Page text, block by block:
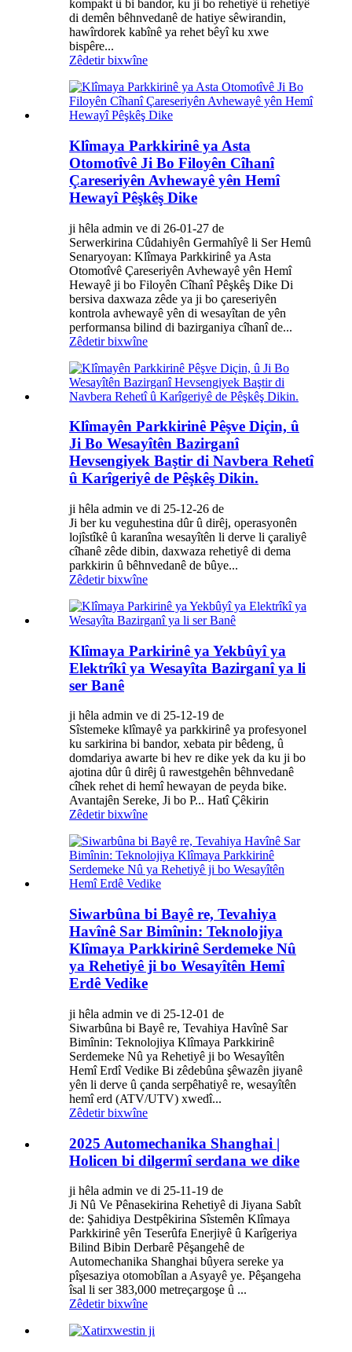
kompakt û bi bandor, ku ji bo rehetiyê û rehetiyê
di demên bêhnvedanê de hatiye sêwirandin,
hawîrdorek kabînê ya rehet bêyî ku xwe
bispêre...
Zêdetir bixwîne
Klîmaya Parkkirinê ya Asta
Otomotîvê Ji Bo Filoyên Cîhanî
Çareseriyên Avhewayê yên Hemî
Hewayî Pêşkêş Dike
ji hêla admin ve di 26-01-27 de
Serwerkirina Cûdahiyên Germahîyê li Ser Hemû
Senaryoyan: Klîmaya Parkkirinê ya Asta
Otomotîvê Çareseriyên Avhewayê yên Hemî
Hewayê ji bo Filoyên Cîhanî Pêşkêş Dike Di
bersiva daxwaza zêde ya ji bo çareseriyên
kontrola avhewayê yên di wesayîtan de yên
performansa bilind di bazirganiya cîhanî de...
Zêdetir bixwîne
Klîmayên Parkkirinê Pêşve Diçin, û
Ji Bo Wesayîtên Bazirganî
Hevsengiyek Baştir di Navbera Rehetî
û Karîgeriyê de Pêşkêş Dikin.
ji hêla admin ve di 25-12-26 de
Ji ber ku veguhestina dûr û dirêj, operasyonên
lojîstîkê û karanîna wesayîtên li derve li çaraliyê
cîhanê zêde dibin, daxwaza rehetiyê di dema
parkkirin û bêhnvedanê de bûye...
Zêdetir bixwîne
Klîmaya Parkirinê ya Yekbûyî ya
Elektrîkî ya Wesayîta Bazirganî ya li
ser Banê
ji hêla admin ve di 25-12-19 de
Sîstemeke klîmayê ya parkkirinê ya profesyonel
ku sarkirina bi bandor, xebata pir bêdeng, û
domdariya awarte bi hev re dike yek da ku ji bo
ajotina dûr û dirêj û rawestgehên bêhnvedanê
cîhek rehet di hemî hewayan de peyda bike.
Avantajên Sereke, Ji bo P... Hatî Çêkirin
Zêdetir bixwîne
Siwarbûna bi Bayê re, Tevahiya
Havînê Sar Bimînin: Teknolojiya
Klîmaya Parkkirinê Serdemeke Nû
ya Rehetiyê ji bo Wesayîtên Hemî
Erdê Vedike
ji hêla admin ve di 25-12-01 de
Siwarbûna bi Bayê re, Tevahiya Havînê Sar
Bimînin: Teknolojiya Klîmaya Parkkirinê
Serdemeke Nû ya Rehetiyê ji bo Wesayîtên
Hemî Erdî Vedike Bi zêdebûna şêwazên jiyanê
yên li derve û çanda serpêhatiyê re, wesayîtên
hemî erd (ATV/UTV) xwedî...
Zêdetir bixwîne
2025 Automechanika Shanghai |
Holicen bi dilgermî serdana we dike
ji hêla admin ve di 25-11-19 de
Ji Nû Ve Pênasekirina Rehetiyê di Jiyana Sabît
de: Şahidiya Destpêkirina Sîstemên Klîmaya
Parkkirinê yên Teserûfa Enerjiyê û Karîgeriya
Bilind Bibin Derbarê Pêşangehê de
Automechanika Shanghai bûyera sereke ya
pîşesaziya otomobîlan a Asyayê ye. Pêşangeha
îsal li ser 383,000 metreçargoşe û ...
Zêdetir bixwîne